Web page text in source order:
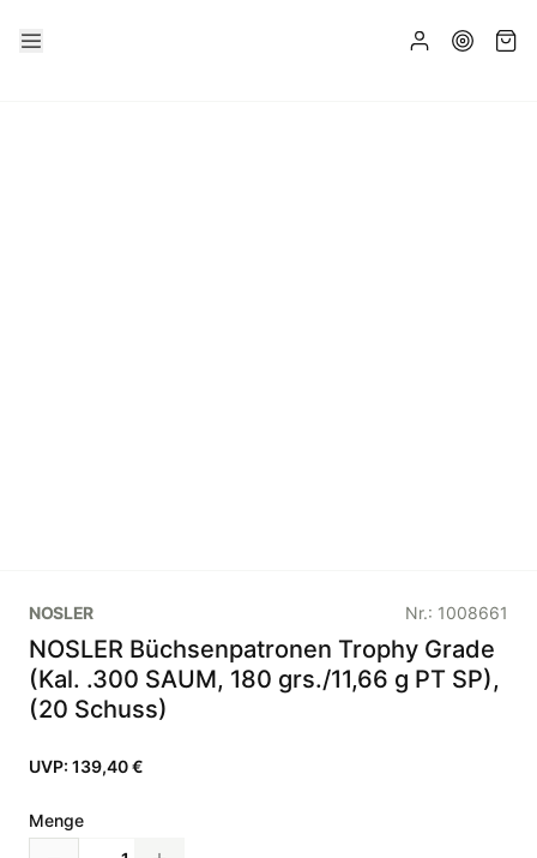
NOSLER Nr.: 1008661
NOSLER Büchsenpatronen Trophy Grade
(Kal. .300 SAUM, 180 grs./11,66 g PT SP),
(20 Schuss)
UVP: 139,40 €
Menge